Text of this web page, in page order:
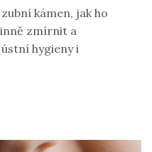
kámen, jak ho
zmírnit a
hygieny i